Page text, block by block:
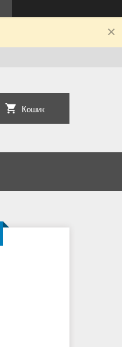
Кошик